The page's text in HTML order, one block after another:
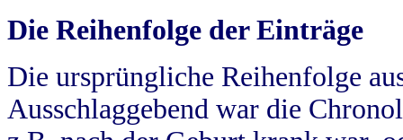
Die Reihenfolge der Einträge
Die ursprüngliche Reihenfolge
Ausschlaggebend war die